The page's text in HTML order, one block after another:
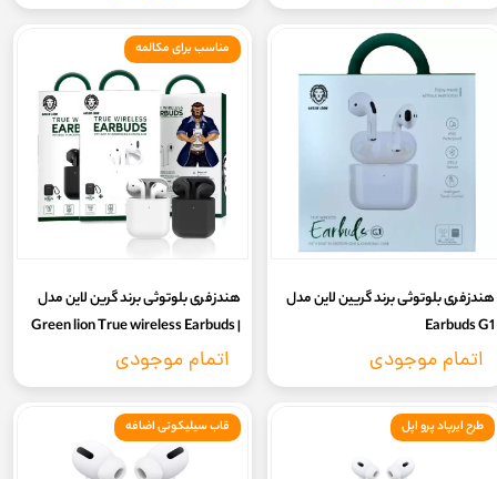
هندزفری بلوتوثی برند گریین لاین مدل
Earbuds G1
اتمام موجودی
هندزفری بلوتوثی برند گرین لاین مدل
Green lion True wireless Earbuds |
TWS
اتمام موجودی
مناسب برای مکالمه
طرح ایرپاد پرو اپل قاب سیلیکونی اضافه